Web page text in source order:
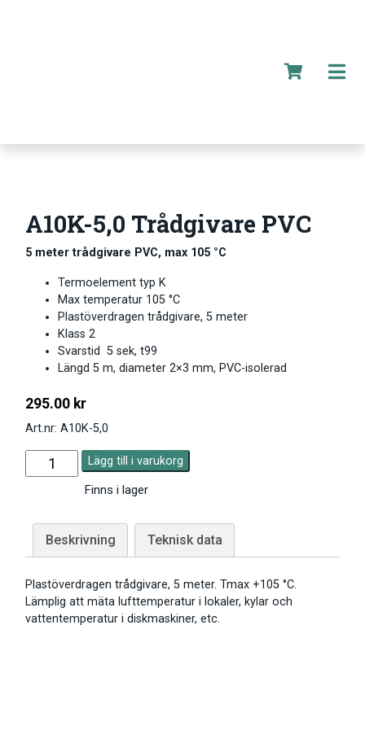
A10K-5,0 Trådgivare PVC
5 meter trådgivare PVC, max 105 °C
Termoelement typ K
Max temperatur 105 °C
Plastöverdragen trådgivare, 5 meter
Klass 2
Svarstid 5 sek, t99
Längd 5 m, diameter 2×3 mm, PVC-isolerad
295.00 kr
Art.nr: A10K-5,0
Lägg till i varukorg
Finns i lager
Beskrivning Teknisk data
Plastöverdragen trådgivare, 5 meter. Tmax +105 °C.
Lämplig att mäta lufttemperatur i lokaler, kylar och
vattentemperatur i diskmaskiner, etc.